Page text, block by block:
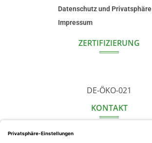
Datenschutz und Privatsphäre
Impressum
ZERTIFIZIERUNG
DE-ÖKO-021
KONTAKT